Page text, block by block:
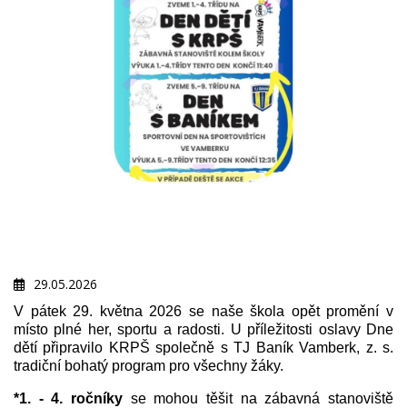
29.05.2026
V pátek 29. května 2026 se naše škola opět promění v
místo plné her, sportu a radosti. U příležitosti oslavy Dne
dětí připravilo KRPŠ společně s TJ Baník Vamberk, z. s.
tradiční bohatý program pro všechny žáky.
*1. - 4. ročníky se mohou těšit na zábavná stanoviště